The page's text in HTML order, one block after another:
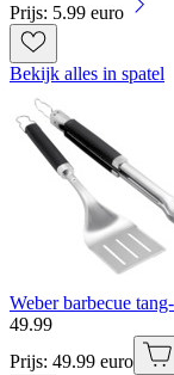
Prijs: 5.99 euro
Bekijk alles in spatel
Weber barbecue
49.99
Prijs: 49.99 euro